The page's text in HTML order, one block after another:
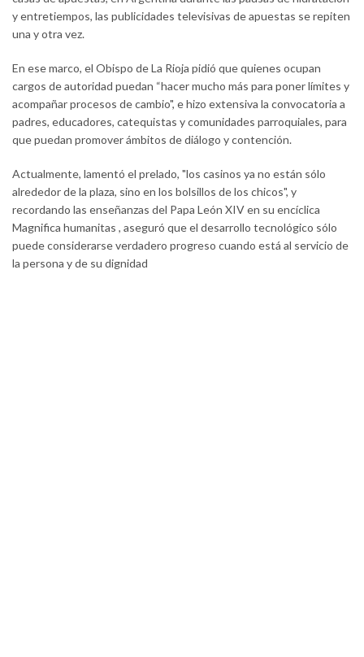
y entretiempos, las publicidades televisivas de apuestas se repiten
una y otra vez.
En ese marco, el Obispo de La Rioja pidió que quienes ocupan
cargos de autoridad puedan “hacer mucho más para poner límites y
acompañar procesos de cambio", e hizo extensiva la convocatoria a
padres, educadores, catequistas y comunidades parroquiales, para
que puedan promover ámbitos de diálogo y contención.
Actualmente, lamentó el prelado, "los casinos ya no están sólo
alrededor de la plaza, sino en los bolsillos de los chicos", y
recordando las enseñanzas del Papa León XIV en su encíclica
Magnifica humanitas , aseguró que el desarrollo tecnológico sólo
puede considerarse verdadero progreso cuando está al servicio de
la persona y de su dignidad